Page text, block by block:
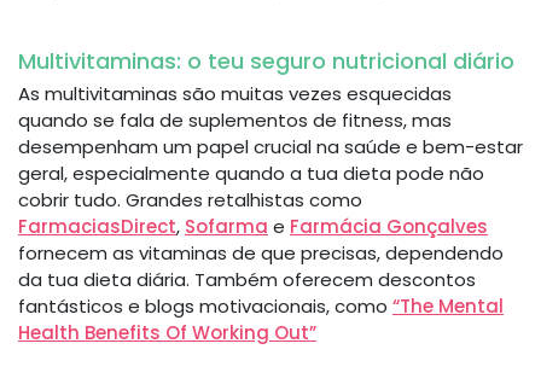
Multivitaminas: o teu seguro nutricional diário
As multivitaminas são muitas vezes esquecidas
quando se fala de suplementos de fitness, mas
desempenham um papel crucial na saúde e bem-estar
geral, especialmente quando a tua dieta pode não
cobrir tudo. Grandes retalhistas como
FarmaciasDirect, Sofarma e Farmácia Gonçalves
fornecem as vitaminas de que precisas, dependendo
da tua dieta diária. Também oferecem descontos
fantásticos e blogs motivacionais, como “The Mental
Health Benefits Of Working Out”